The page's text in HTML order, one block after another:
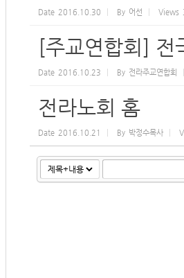
Date 2016.10.30 By 어선 Views
[주교연합회] 전
Date 2016.10.23 By 전라주교연합회
전라노회 홈
Date 2016.10.21 By 박정수목사